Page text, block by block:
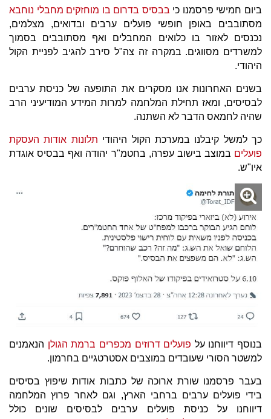
ביום חמישי פרסמנו כי בבסיס בדרום בו מוחזקים מחבלי נוחבא
מסתובבים באופן חופשי פועלים ערבים ובדואים, מצלמים,
נכנסים לאזור בו כלואים המחבלים ואף מסתובבים בסמוך
למשרדים מסווגים. במקרה זה צה"ל סירב להגיב לפניית הקול
היהודי.
בשנים האחרונות אנו מסקרים את התופעה של כניסת ערבים
לבסיסים, ומאז תחילת המלחמה למרות המידע המודיעיני הרב
שהיה לחמאס הדבר לא השתנה.
כך למשל קיבלנו במערכת הקול היהודי תלונות אודות העסקת
פועלים במוצב בישוב עפרה, בחטמ"ר יהודה ואף בבסיס אוגדת
איו"ש.
בנוסף דיווחנו על פועלים דרוזים מכפרים ברמת הגולן הנאמנים
למשטר הסורי שעובדים במוצבים אסטרטגיים בחרמון.
בעבר פרסמנו שורת ארוכה של כתבות אודות שיפוץ בסיסים
בידי פועלים ערבים ברחבי הארץ, וגם לאחר פרוץ המלחמה
דיווחנו על כניסת פועלים ערבים לבסיסים שונים כולל